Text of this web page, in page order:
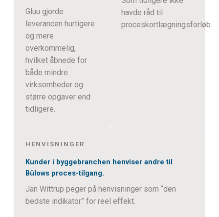
Gluu gjorde
leverancen hurtigere
og mere
overkommelig,
hvilket åbnede for
både mindre
virksomheder og
større opgaver end
tidligere.
havde råd til
proceskortlægningsforløb.
HENVISNINGER
Kunder i byggebranchen henviser andre til
Bülows proces-tilgang.
Jan Wittrup peger på henvisninger som “den
bedste indikator” for reel effekt.